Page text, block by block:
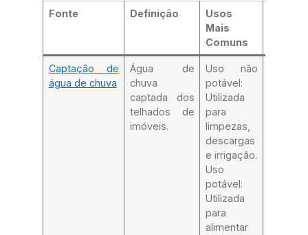
Fonte Definição
Usos
Mais
Comuns
Captação de
água de chuva
Água de
chuva
captada dos
telhados de
imóveis.
Uso não
potável:
Utilizada
para
limpezas,
descargas
e irrigação.
Uso
potável:
Utilizada
para
alimentar